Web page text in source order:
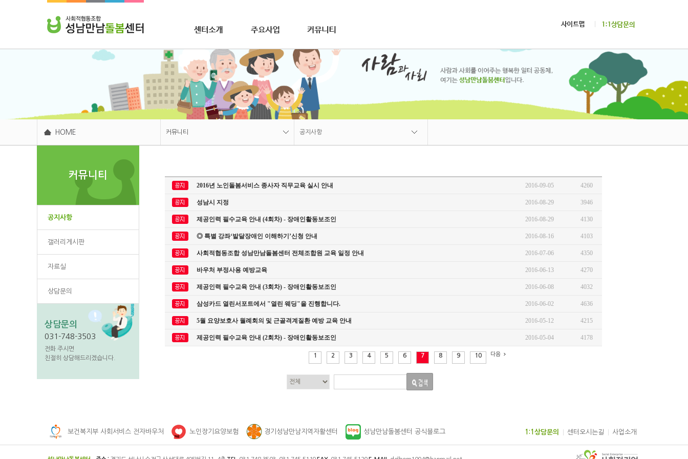
조합소개 연혁 비전 조직 오시는길
재가장기요양사업 장애인활동지원사업 가사간병방문지원사업
공지사항 갤러리게시판 자료실
HOME 커뮤니티 공지사항
커뮤니티
공지사항
갤러리게시판
자료실
상담문의
상담문의
031-748-3503
전화 주시면
친절히 상담해드리겠습니다.
2016년 노인돌봄서비스 종사자 직무교육 실시 안내 2016-09-05 4260
성남시 지정 2016-08-29 3946
제공인력 필수교육 안내 (4회차) - 장애인활동보조인 2016-08-29 4130
◎ 특별 강좌‘발달장애인 이해하기’신청 안내 2016-08-16 4103
사회적협동조합 성남만남돌봄센터 전체조합원 교육 일정 안내 2016-07-06 4350
바우처 부정사용 예방교육 2016-06-13 4270
제공인력 필수교육 안내 (3회차) - 장애인활동보조인 2016-06-08 4032
삼성카드 열린서포트에서 "열린 웨딩"을 진행합니다. 2016-06-02 4636
5월 요양보호사 월례회의 및 근골격계질환 예방 교육 안내 2016-05-12 4215
제공인력 필수교육 안내 (2회차) - 장애인활동보조인 2016-05-04 4178
1 2 3 4 5 6 7 8 9 10 다음
보건복지부 사회서비스 전자바우처 노인장기요양보험 경기성남만남지역자활센터 성남만남돌봄센터 공식블로그 1:1상담문의 센터오시는길 사업소개